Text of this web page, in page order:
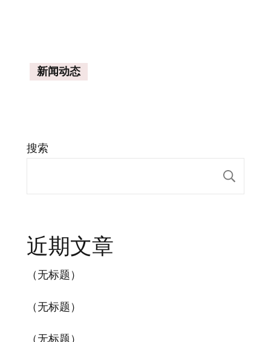
新闻动态
搜索
近期文章
（无标题）
（无标题）
（无标题）